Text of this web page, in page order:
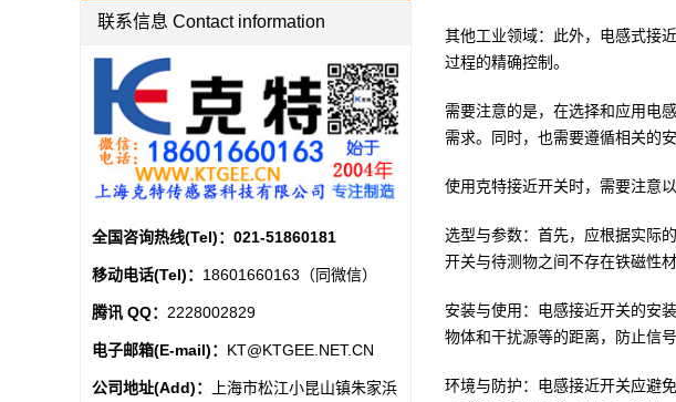
其他工业领域：此外，电感式接
过程的精确控制。
需要注意的是，在选择和应用电
需求。同时，也需要遵循相关的
使用克特接近开关时，需要注意以
选型与参数：首先，应根据实际
开关与待测物之间不存在铁磁性
安装与使用：电感接近开关的安
物体和干扰源等的距离，防止信号
环境与防护：电感接近开关应避
联系信息 Contact information
全国咨询热线(Tel)： 021-51860181
移动电话(Tel)： 18601660163（同微信）
腾讯 QQ： 2228002829
电子邮箱(E-mail)： KT@KTGEE.NET.CN
公司地址(Add)：
上海市松江小昆山镇朱家浜